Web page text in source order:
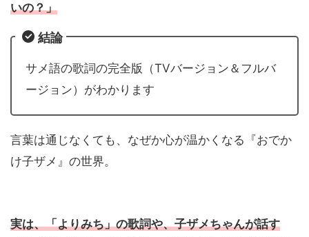
いの？」
結論
サメ語の歌詞の完全版（TVバージョン＆フルバ
ージョン）がわかります
言葉は通じなくても、なぜか心が温かくなる『おでか
け子ザメ』の世界。
実は、「よりみち」の歌詞や、子ザメちゃんが話す